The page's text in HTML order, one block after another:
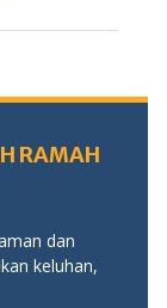
RAMAH
dan
keluhan,